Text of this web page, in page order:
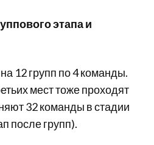
этапа и
12 групп по 4 команды.
мест тоже проходят
32 команды в стадии
после групп).